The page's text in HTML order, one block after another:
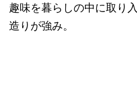
趣味を暮らしの中に取り
造りが強み。